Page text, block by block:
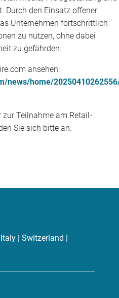
Durch den Einsatz offener
Unternehmen fortschrittlich
zu nutzen, ohne dabei
zu gefährden.
ansehen:
news/home/
Teilnahme am Retail-
Sie sich bitte an:
| Switzerland |